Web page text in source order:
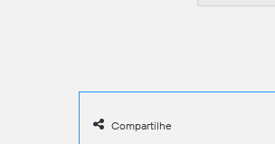
Compartilhe